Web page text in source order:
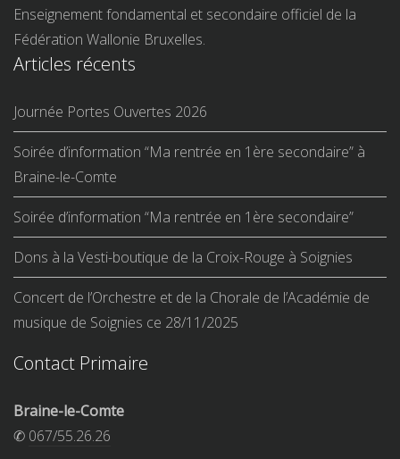
Enseignement fondamental et secondaire officiel de la
Fédération Wallonie Bruxelles.
Articles récents
Journée Portes Ouvertes 2026
Soirée d’information “Ma rentrée en 1ère secondaire” à
Braine-le-Comte
Soirée d’information “Ma rentrée en 1ère secondaire”
Dons à la Vesti-boutique de la Croix-Rouge à Soignies
Concert de l’Orchestre et de la Chorale de l’Académie de
musique de Soignies ce 28/11/2025
Contact Primaire
Braine-le-Comte
✆ 067/55.26.26